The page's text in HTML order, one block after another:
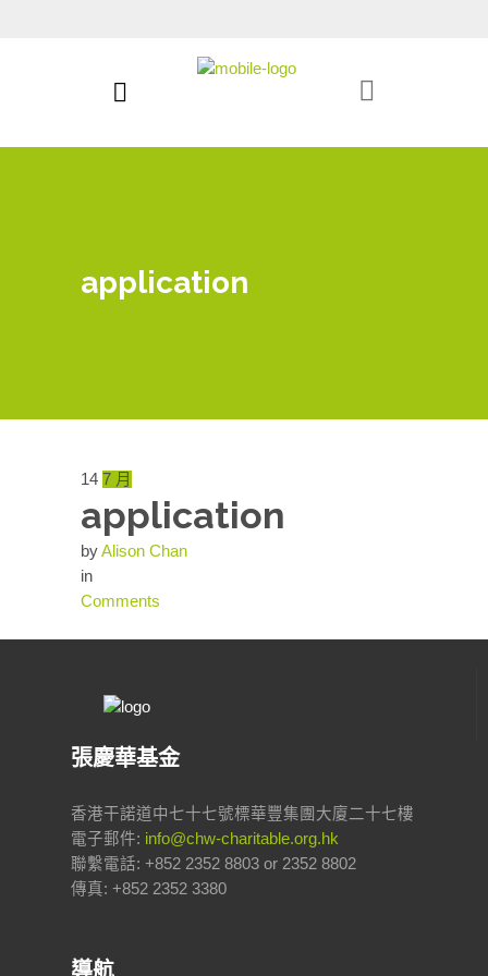
application
14 7 月
application
byAlison Chan
in
Comments
張慶華基金
香港干諾道中七十七號標華豐集團大廈二十七樓
電子郵件: info@chw-charitable.org.hk
聯繫電話: +852 2352 8803 or 2352 8802
傳真: +852 2352 3380
導航